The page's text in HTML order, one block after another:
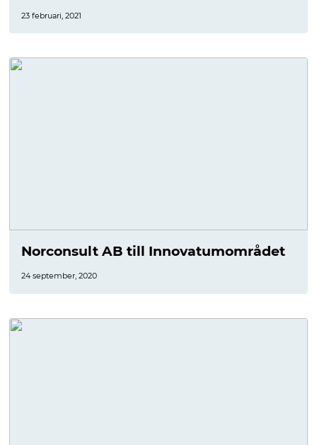
23 februari, 2021
Norconsult AB till Innovatumområdet
24 september, 2020